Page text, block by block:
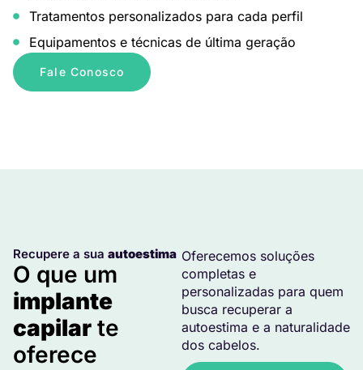
Tratamentos personalizados para cada perfil
Equipamentos e técnicas de última geração
Fale Conosco
Recupere a sua autoestima
O que um
implante
capilar te
oferece
Oferecemos soluções
completas e
personalizadas para quem
busca recuperar a
autoestima e a naturalidade
dos cabelos.